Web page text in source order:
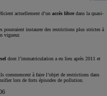
actuellement d’un accès libre dans la quasi-
pourraient instaurer des restrictions plus strictes à
vigueur.
dont l’immatriculation a eu lieu après 2011 et
commencent à faire l’objet de restrictions dans
lors de forts épisodes de pollution.